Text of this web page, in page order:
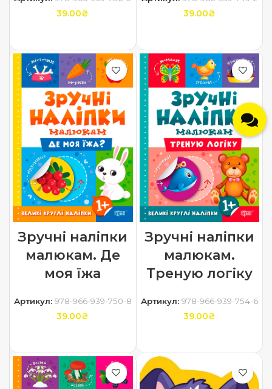
39.00₴ 39.00₴
Зручні наліпки
малюкам. Де
моя їжа
Артикул: 978-966-939-750-8
39.00₴
Зручні наліпки
малюкам.
Треную логіку
Артикул: 978-966-939-754-6
39.00₴